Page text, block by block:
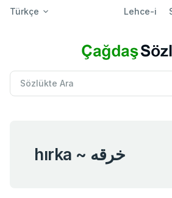
Türkçe Lehce-i
hırka ~ خرقه